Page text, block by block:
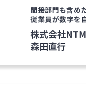
間接部門も含め
従業員が数字を
「全員経営」で
が起きる企業を増
株式会社
森田直行